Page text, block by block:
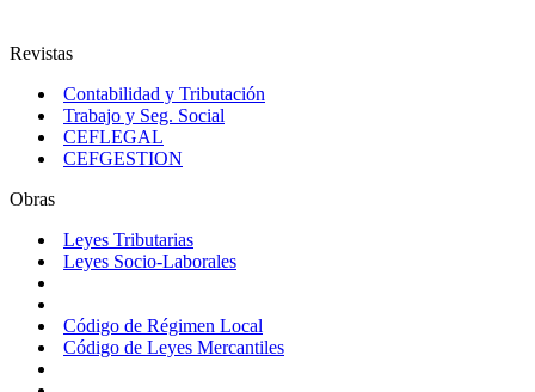
Revistas
Contabilidad y Tributación
Trabajo y Seg. Social
CEFLEGAL
CEFGESTION
Obras
Leyes Tributarias
Leyes Socio-Laborales
Código de Régimen Local
Código de Leyes Mercantiles